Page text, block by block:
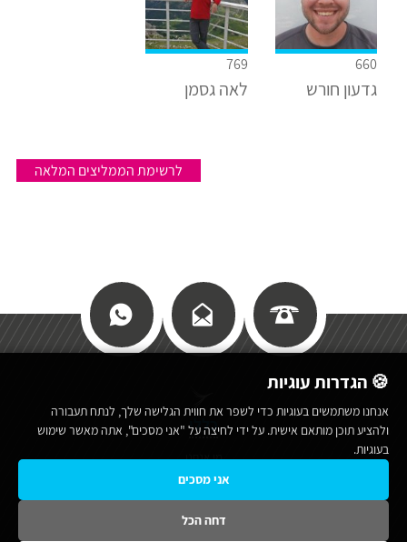
660
גדעון חורש
769
לאה גסמן
לרשימת הממליצים המלאה
כללי
מי אנחנו
תנאי שימוש באתר
🍪 הגדרות עוגיות
אנחנו משתמשים בעוגיות כדי לשפר את חווית הגלישה שלך, לנתח תעבורה
ולהציע תוכן מותאם אישית. על ידי לחיצה על "אני מסכים", אתה מאשר שימוש
בעוגיות.
אני מסכים
דחה הכל